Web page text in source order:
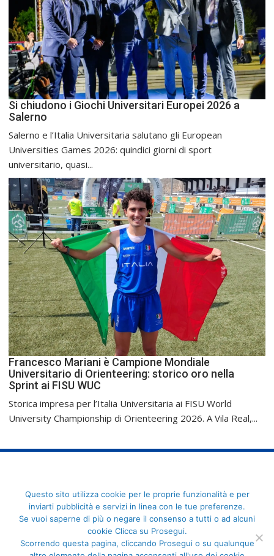
Si chiudono i Giochi Universitari Europei 2026 a
Salerno
Salerno e l’Italia Universitaria salutano gli European
Universities Games 2026: quindici giorni di sport
universitario, quasi...
Francesco Mariani è Campione Mondiale
Universitario di Orienteering: storico oro nella
Sprint ai FISU WUC
Storica impresa per l’Italia Universitaria ai FISU World
University Championship di Orienteering 2026. A Vila Real,...
FederCUSI: Federazione Italiana dello Sport Universitario - Via
Angelo Brofferio, 7 - 00195 Roma - C.F. 80109270589
Questo sito utilizza cookie per le proprie funzionalità e per
inviarti pubblicità e servizi in linea con le tue preferenze.
Se vuoi saperne di più o negare il consenso a tutti o ad alcuni
cookie Clicca su Prosegui.
Scorrendo questa pagina, cliccando Prosegui o su qualunque